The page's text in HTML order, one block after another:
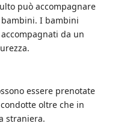
può accompagnare
I bambini
da un
essere prenotate
oltre che in
straniera.